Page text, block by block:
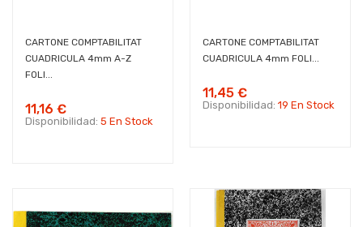
CARTONE COMPTABILITAT
CUADRICULA 4mm A-Z
FOLI...
11,16 €
Disponibilidad: 5 En Stock
CARTONE COMPTABILITAT
CUADRICULA 4mm FOLI...
11,45 €
Disponibilidad: 19 En Stock